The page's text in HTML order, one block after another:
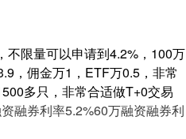
不限量可以申请到4.2%，100万
，佣金万1，ETF万0.5，非常
多只，非常合适做T+0交易
融券利率5.2%60万融资融券利